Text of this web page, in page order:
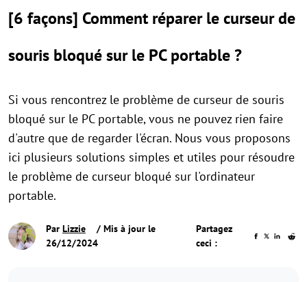
[6 façons] Comment réparer le curseur de
souris bloqué sur le PC portable ?
Si vous rencontrez le problème de curseur de souris
bloqué sur le PC portable, vous ne pouvez rien faire
d'autre que de regarder l'écran. Nous vous proposons
ici plusieurs solutions simples et utiles pour résoudre
le problème de curseur bloqué sur l'ordinateur
portable.
Par Lizzie
/ Mis à jour le
26/12/2024
Partagez
ceci :